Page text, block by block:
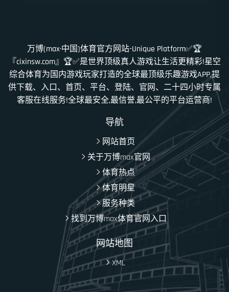
万博(max·中国)体育官方网站-Unique Platform✅🏆
『cixinsw.com』🏆✅是世界顶级真人游戏让生活更精彩!星空
综合体育为国内游戏玩家打造的全球最顶级乐趣游戏APP,提
供下载、入口、首页、平台、登陆、官网、二十四小时专属
客服在线服务!全球最安全,最信誉,最公平的平台运营商!
导航
网站首页
关于万博max官网
体育热点
体育明星
服务种类
找到万博max体育官网入口
网站地图
XML